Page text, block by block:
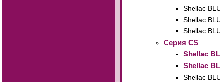
Shellac
Shellac
Shellac
Cерия CS
Shellac
Shellac
Shellac